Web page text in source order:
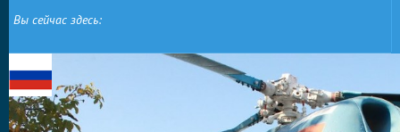
Вы сейчас здесь:
ГЛАВНАЯ ЕВРОПА ТАГАНРОГ МУЗЕЙ АВИАЦИОННОЙ